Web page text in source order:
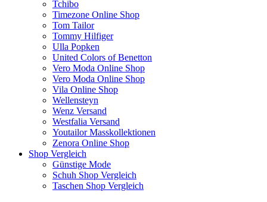
Tchibo
Timezone Online Shop
Tom Tailor
Tommy Hilfiger
Ulla Popken
United Colors of Benetton
Vero Moda Online Shop
Vero Moda Online Shop
Vila Online Shop
Wellensteyn
Wenz Versand
Westfalia Versand
Youtailor Masskollektionen
Zenora Online Shop
Shop Vergleich
Günstige Mode
Schuh Shop Vergleich
Taschen Shop Vergleich